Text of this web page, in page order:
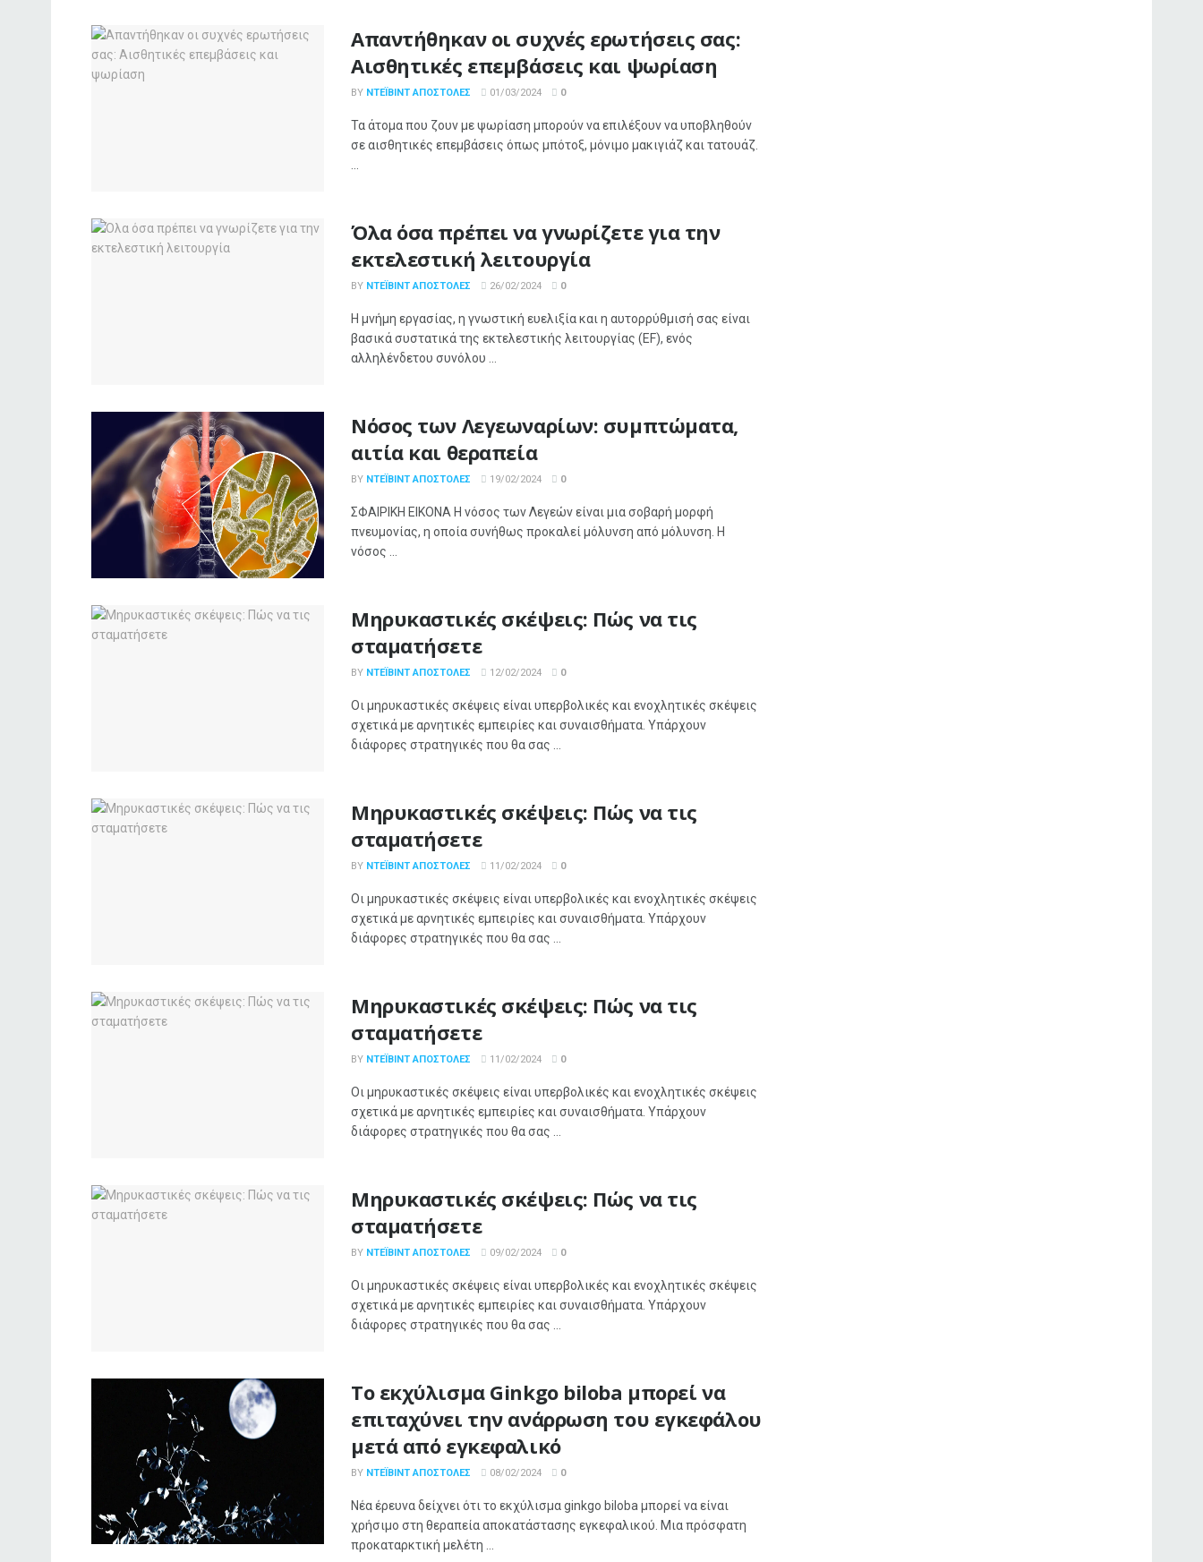
Απαντήθηκαν οι συχνές ερωτήσεις σας:
Αισθητικές επεμβάσεις και ψωρίαση
BY ΝΤΈΙΒΙΝΤ ΑΠΟΣΤΌΛΕΣ 01/03/2024 0
Τα άτομα που ζουν με ψωρίαση μπορούν να επιλέξουν να υποβληθούν
σε αισθητικές επεμβάσεις όπως μπότοξ, μόνιμο μακιγιάζ και τατουάζ.
...
Όλα όσα πρέπει να γνωρίζετε για την
εκτελεστική λειτουργία
BY ΝΤΈΙΒΙΝΤ ΑΠΟΣΤΌΛΕΣ 26/02/2024 0
Η μνήμη εργασίας, η γνωστική ευελιξία και η αυτορρύθμισή σας είναι
βασικά συστατικά της εκτελεστικής λειτουργίας (EF), ενός
αλληλένδετου συνόλου ...
Νόσος των Λεγεωναρίων: συμπτώματα,
αιτία και θεραπεία
BY ΝΤΈΙΒΙΝΤ ΑΠΟΣΤΌΛΕΣ 19/02/2024 0
ΣΦΑΙΡΙΚΗ ΕΙΚΟΝΑ Η νόσος των Λεγεών είναι μια σοβαρή μορφή
πνευμονίας, η οποία συνήθως προκαλεί μόλυνση από μόλυνση. Η
νόσος ...
Μηρυκαστικές σκέψεις: Πώς να τις
σταματήσετε
BY ΝΤΈΙΒΙΝΤ ΑΠΟΣΤΌΛΕΣ 12/02/2024 0
Οι μηρυκαστικές σκέψεις είναι υπερβολικές και ενοχλητικές σκέψεις
σχετικά με αρνητικές εμπειρίες και συναισθήματα. Υπάρχουν
διάφορες στρατηγικές που θα σας ...
Μηρυκαστικές σκέψεις: Πώς να τις
σταματήσετε
BY ΝΤΈΙΒΙΝΤ ΑΠΟΣΤΌΛΕΣ 11/02/2024 0
Οι μηρυκαστικές σκέψεις είναι υπερβολικές και ενοχλητικές σκέψεις
σχετικά με αρνητικές εμπειρίες και συναισθήματα. Υπάρχουν
διάφορες στρατηγικές που θα σας ...
Μηρυκαστικές σκέψεις: Πώς να τις
σταματήσετε
BY ΝΤΈΙΒΙΝΤ ΑΠΟΣΤΌΛΕΣ 11/02/2024 0
Οι μηρυκαστικές σκέψεις είναι υπερβολικές και ενοχλητικές σκέψεις
σχετικά με αρνητικές εμπειρίες και συναισθήματα. Υπάρχουν
διάφορες στρατηγικές που θα σας ...
Μηρυκαστικές σκέψεις: Πώς να τις
σταματήσετε
BY ΝΤΈΙΒΙΝΤ ΑΠΟΣΤΌΛΕΣ 09/02/2024 0
Οι μηρυκαστικές σκέψεις είναι υπερβολικές και ενοχλητικές σκέψεις
σχετικά με αρνητικές εμπειρίες και συναισθήματα. Υπάρχουν
διάφορες στρατηγικές που θα σας ...
Το εκχύλισμα Ginkgo biloba μπορεί να
επιταχύνει την ανάρρωση του εγκεφάλου
μετά από εγκεφαλικό
BY ΝΤΈΙΒΙΝΤ ΑΠΟΣΤΌΛΕΣ 08/02/2024 0
Νέα έρευνα δείχνει ότι το εκχύλισμα ginkgo biloba μπορεί να είναι
χρήσιμο στη θεραπεία αποκατάστασης εγκεφαλικού. Μια πρόσφατη
προκαταρκτική μελέτη ...